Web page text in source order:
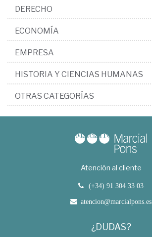
DERECHO
ECONOMÍA
EMPRESA
HISTORIA Y CIENCIAS HUMANAS
OTRAS CATEGORÍAS
Atención al cliente
(+34) 91 304 33 03
atencion@marcialpons.es
¿DUDAS?